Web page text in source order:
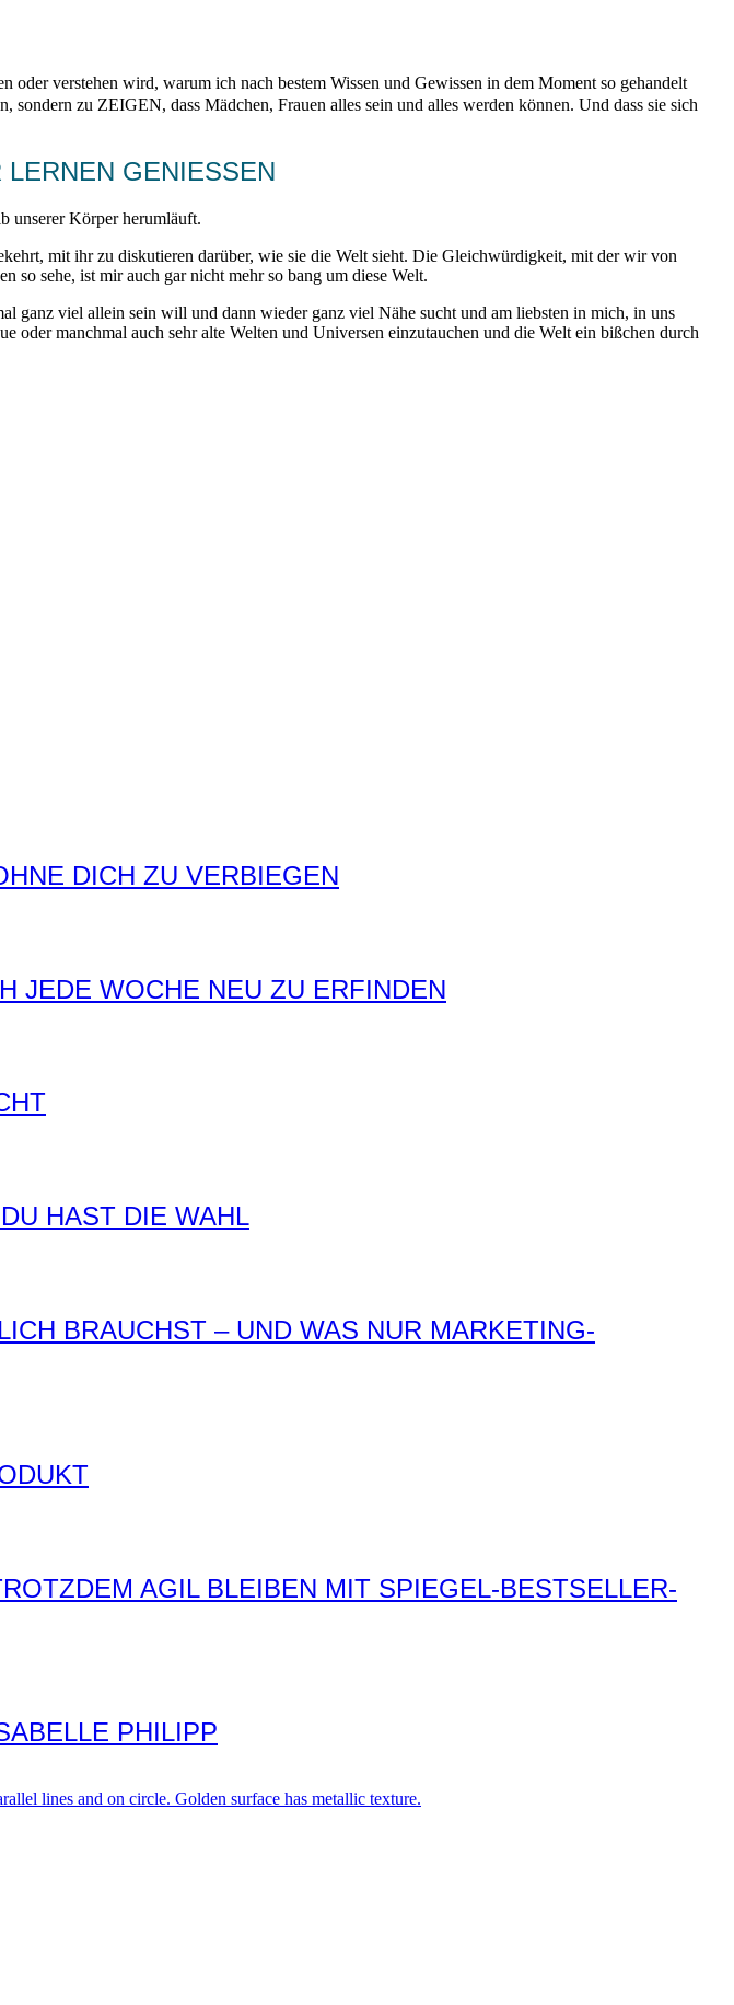
verstehen wird, warum ich nach bestem Wissen und Gewissen in dem Moment so gehandelt
sondern zu ZEIGEN, dass Mädchen, Frauen alles sein und alles werden können. Und dass sie sich
GENIESSEN
unserer Körper herumläuft.
mit ihr zu diskutieren darüber, wie sie die Welt sieht. Die Gleichwürdigkeit, mit der wir von
so sehe, ist mir auch gar nicht mehr so bang um diese Welt.
ganz viel allein sein will und dann wieder ganz viel Nähe sucht und am liebsten in mich, in uns
manchmal auch sehr alte Welten und Universen einzutauchen und die Welt ein bißchen durch
DICH ZU VERBIEGEN
JEDE WOCHE NEU ZU ERFINDEN
HAST DIE WAHL
BRAUCHST – UND WAS NUR MARKETING-
AGIL BLEIBEN MIT SPIEGEL-BESTSELLER-
PHILIPP